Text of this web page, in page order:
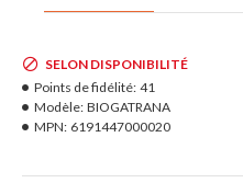
SELON DISPONIBILITÉ
Points de fidélité: 41
Modèle: BIOGATRANA
MPN: 6191447000020